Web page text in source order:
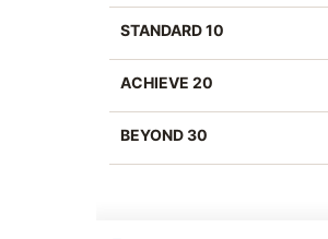
STANDARD 10
ACHIEVE 20
BEYOND 30